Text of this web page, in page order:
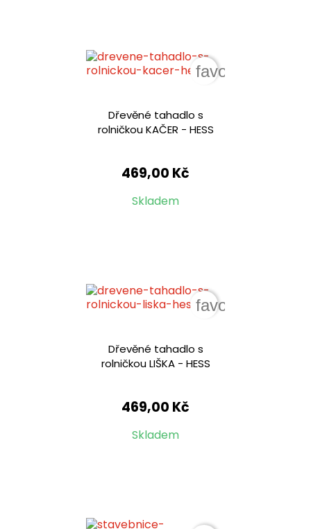
Dřevěné tahadlo s
rolničkou KAČER - HESS
469,00 Kč
Skladem
favorite_border
Dřevěné tahadlo s
rolničkou LIŠKA - HESS
469,00 Kč
Skladem
favorite_border